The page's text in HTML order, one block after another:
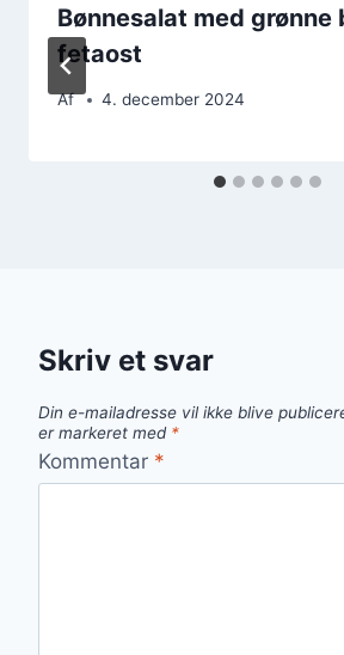
Bønnesalat med grønne
fetaost
Af 4. december 2024
Skriv et svar
Din e-mailadresse vil ikke blive
er markeret med *
Kommentar *